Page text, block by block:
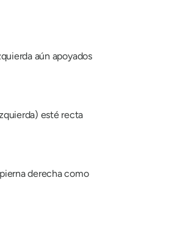
aún apoyados
esté recta
derecha como